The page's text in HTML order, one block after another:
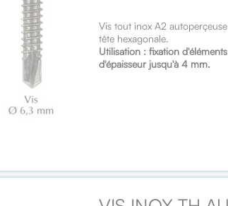
Vis tout inox A2
tête hexagonale.
Utilisation : fixation
d'épaisseur jusqu'à 4 mm.